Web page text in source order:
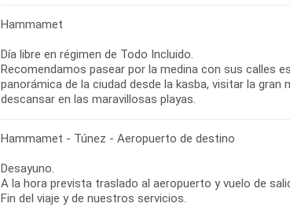
Hammamet
Día libre en régimen de Todo Incluido.
Recomendamos pasear por la medina con sus calles
panorámica de la ciudad desde la kasba, visitar la
descansar en las maravillosas playas.
Hammamet - Túnez - Aeropuerto de destino
Desayuno.
A la hora prevista traslado al aeropuerto y vuelo de
Fin del viaje y de nuestros servicios.